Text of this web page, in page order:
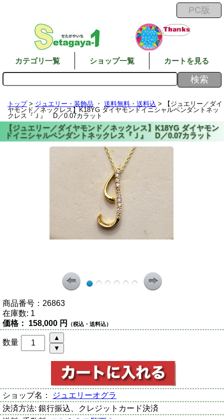
カテゴリ一覧 ショップ一覧 カートを見る
トップ> ジュエリー・装飾品 ・ 送料無料・送料込 > 【ジュエリー／ダイ
ヤモンド／ネックレス】K18YG ダイヤモンドイニシャルペンダントネッ
クレス『Ｊ』 D／0.07カラット
商品番号： 26863
在庫数: 1
価格： 158,000 円 （税込・送料込）
数量
ショップ名：
ジュエリーオグラ
決済方法: 銀行振込、クレジットカード決済